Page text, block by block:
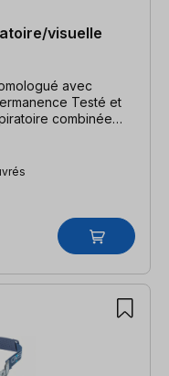
visuelle
avec
Testé et
combinée
d'hygiène !